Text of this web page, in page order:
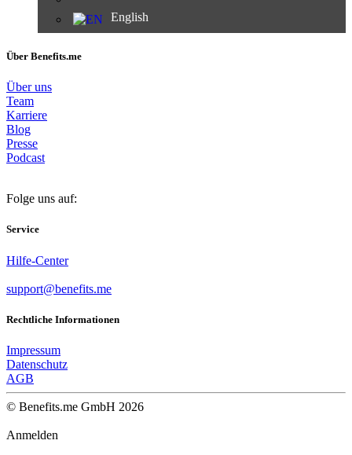
English
Über Benefits.me
Über uns
Team
Karriere
Blog
Presse
Podcast
Folge uns auf:
Service
Hilfe-Center
support@benefits.me
Rechtliche Informationen
Impressum
Datenschutz
AGB
© Benefits.me GmbH 2026
Anmelden